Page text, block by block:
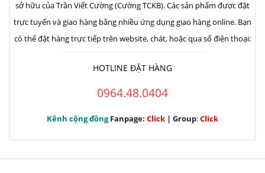
sở hữu của Trần Viết Cường (Cường TCKB). Các sản phẩm được đặt
trực tuyến và giao hàng bằng nhiều ứng dụng giao hàng online. Bạn
có thể đặt hàng trực tiếp trên website, chát, hoặc qua số điện thoại:
HOTLINE ĐẶT HÀNG
0964.48.0404
Kênh cộng đồngFanpage: Click | Group:Click